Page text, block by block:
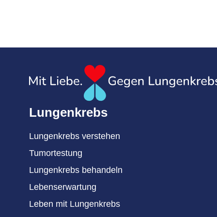
Lungenkrebs
Lungenkrebs verstehen
Tumortestung
Lungenkrebs behandeln
Lebenserwartung
Leben mit Lungenkrebs